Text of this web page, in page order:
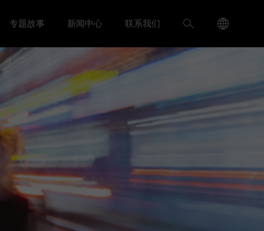
们 menu
专题故事 Toggle 新闻中心 menu
新闻中心 联系我们
搜
Language
Menu